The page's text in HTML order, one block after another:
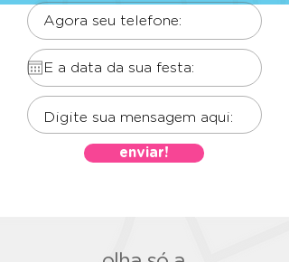
enviar!